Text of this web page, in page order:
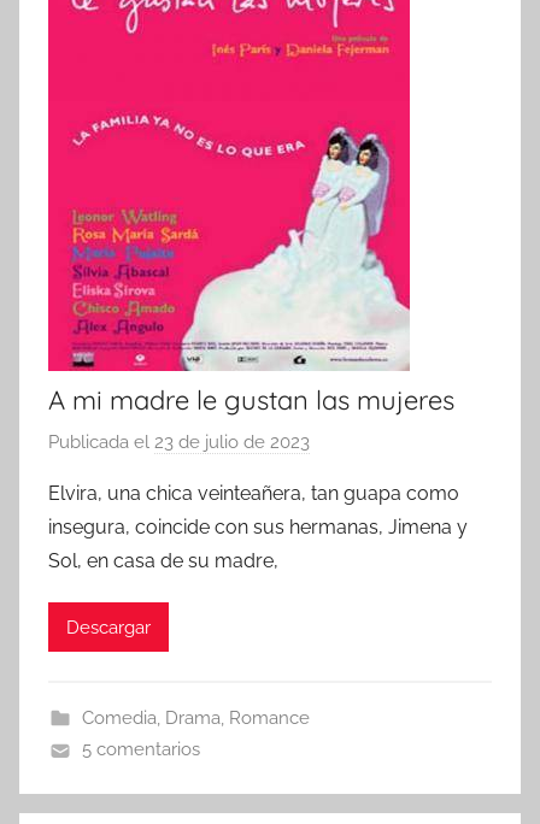
A mi madre le gustan las mujeres
Publicada el 23 de julio de 2023
r
Elvira, una chica veinteañera, tan guapa como
insegura, coincide con sus hermanas, Jimena y
Sol, en casa de su madre,
Descargar
Comedia, Drama, Romance
5 comentarios